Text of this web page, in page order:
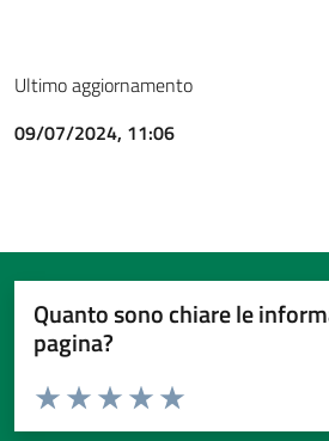
Ultimo aggiornamento
09/07/2024, 11:06
Quanto sono chiare le
pagina?
Valuta da 1 a 5 stelle la pagina
Valuta 5 stelle su 5
Valuta 4 stelle su 5
Valuta 3 stelle su 5
Valuta 2 stelle su 5
Valuta 1 stelle su 5